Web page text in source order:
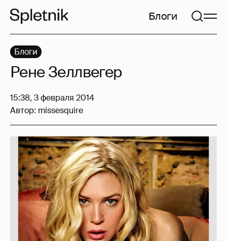
Блоги
Блоги
Рене Зеллвегер
15:38, 3 февраля 2014
Автор: missesquire